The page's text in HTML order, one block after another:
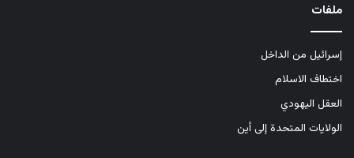
ملفات
إسرائيل من الداخل
اختطاف الاسلام
العقل اليهودي
الولايات المتحدة إلى أين